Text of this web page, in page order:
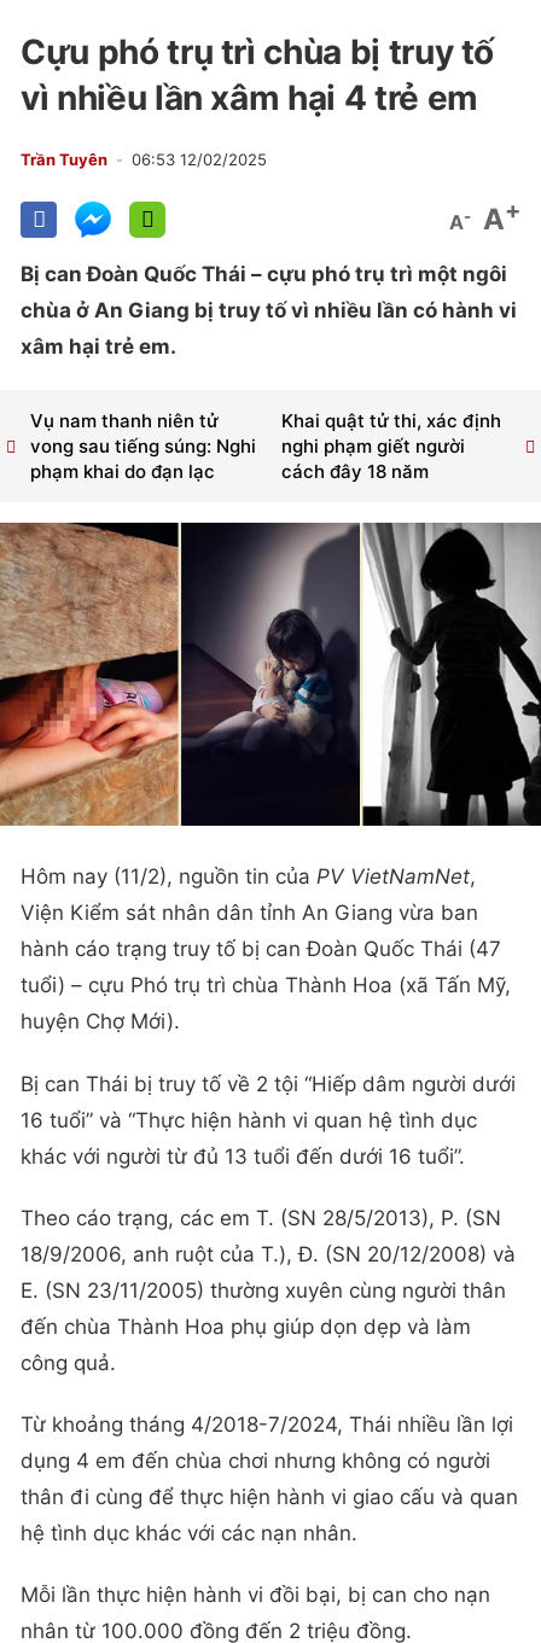
Cựu phó trụ trì chùa bị truy tố
vì nhiều lần xâm hại 4 trẻ em
Trần Tuyên 06:53 12/02/2025
A- A+
Bị can Đoàn Quốc Thái – cựu phó trụ trì một ngôi
chùa ở An Giang bị truy tố vì nhiều lần có hành vi
xâm hại trẻ em.
Khai quật tử thi, xác định
nghi phạm giết người
cách đây 18 năm
Vụ nam thanh niên tử
vong sau tiếng súng: Nghi
phạm khai do đạn lạc
Hôm nay (11/2), nguồn tin của PV VietNamNet,
Viện Kiểm sát nhân dân tỉnh An Giang vừa ban
hành cáo trạng truy tố bị can Đoàn Quốc Thái (47
tuổi) – cựu Phó trụ trì chùa Thành Hoa (xã Tấn Mỹ,
huyện Chợ Mới).
Bị can Thái bị truy tố về 2 tội “Hiếp dâm người dưới
16 tuổi” và “Thực hiện hành vi quan hệ tình dục
khác với người từ đủ 13 tuổi đến dưới 16 tuổi”.
Theo cáo trạng, các em T. (SN 28/5/2013), P. (SN
18/9/2006, anh ruột của T.), Đ. (SN 20/12/2008) và
E. (SN 23/11/2005) thường xuyên cùng người thân
đến chùa Thành Hoa phụ giúp dọn dẹp và làm
công quả.
Từ khoảng tháng 4/2018-7/2024, Thái nhiều lần lợi
dụng 4 em đến chùa chơi nhưng không có người
thân đi cùng để thực hiện hành vi giao cấu và quan
hệ tình dục khác với các nạn nhân.
Mỗi lần thực hiện hành vi đồi bại, bị can cho nạn
nhân từ 100.000 đồng đến 2 triệu đồng.